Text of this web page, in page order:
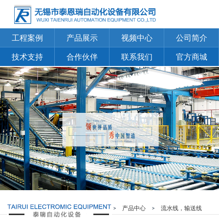
工程案例 产品展示 视频中心 公司简介
技术支持 合作伙伴 联系我们 官方商城
您当前的位置： 首页 > 产品中心 > 流水线，输送线